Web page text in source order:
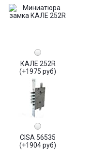
КАЛЕ 252R
(+1975 руб)
CISA 56535
(+1904 руб)